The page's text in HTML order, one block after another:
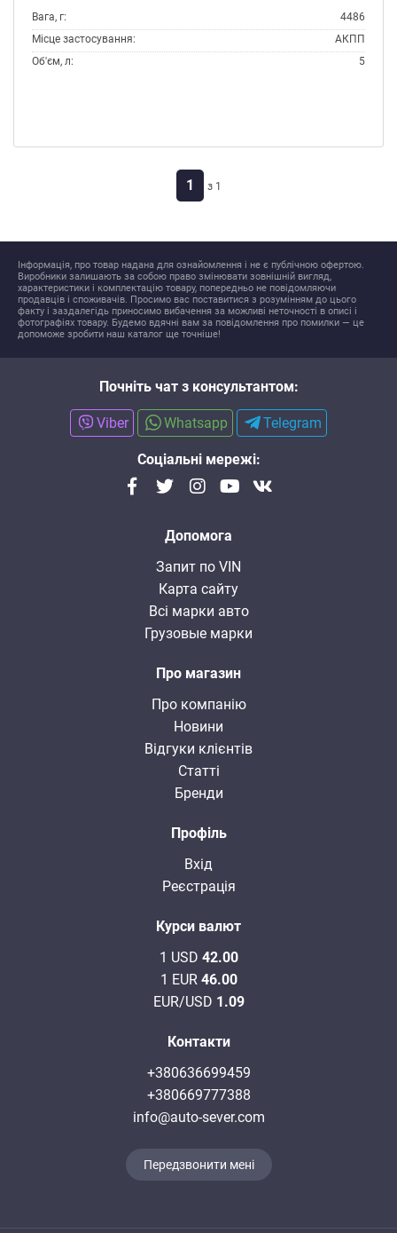
Вага, г:
4486
Місце застосування:
АКПП
Об'єм, л:
5
1 з 1
Інформація, про товар надана для ознайомлення і не є публічною офертою.
Виробники залишають за собою право змінювати зовнішній вигляд,
характеристики і комплектацію товару, попередньо не повідомляючи
продавців і споживачів. Просимо вас поставитися з розумінням до цього
факту і заздалегідь приносимо вибачення за можливі неточності в описі і
фотографіях товару. Будемо вдячні вам за повідомлення про помилки — це
допоможе зробити наш каталог ще точніше!
Почніть чат з консультантом:
Viber Whatsapp Telegram
Соціальні мережі:
Допомога
Запит по VIN
Карта сайту
Всі марки авто
Грузовые марки
Про магазин
Про компанію
Новини
Відгуки клієнтів
Статті
Бренди
Профіль
Вхід
Реєстрація
Курси валют
1 USD 42.00
1 EUR 46.00
EUR/USD 1.09
Контакти
+380636699459
+380669777388
info@auto-sever.com
Передзвонити мені